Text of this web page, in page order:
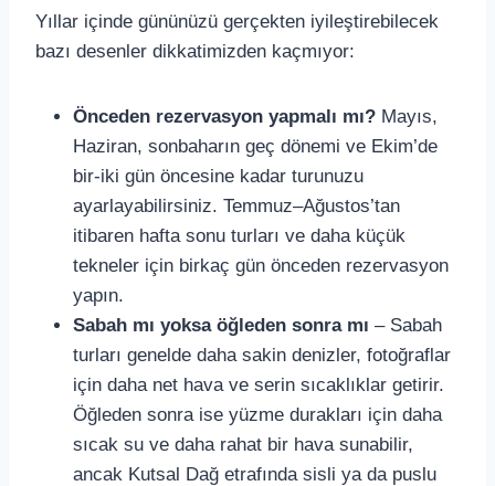
Yıllar içinde gününüzü gerçekten iyileştirebilecek
bazı desenler dikkatimizden kaçmıyor:
Önceden rezervasyon yapmalı mı? Mayıs,
Haziran, sonbaharın geç dönemi ve Ekim’de
bir-iki gün öncesine kadar turunuzu
ayarlayabilirsiniz. Temmuz–Ağustos’tan
itibaren hafta sonu turları ve daha küçük
tekneler için birkaç gün önceden rezervasyon
yapın.
Sabah mı yoksa öğleden sonra mı – Sabah
turları genelde daha sakin denizler, fotoğraflar
için daha net hava ve serin sıcaklıklar getirir.
Öğleden sonra ise yüzme durakları için daha
sıcak su ve daha rahat bir hava sunabilir,
ancak Kutsal Dağ etrafında sisli ya da puslu